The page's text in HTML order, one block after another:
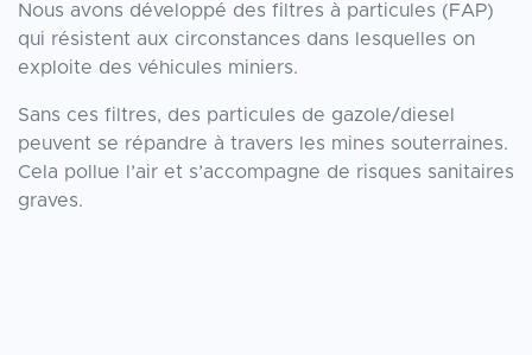
Nous avons développé des filtres à particules (FAP)
qui résistent aux circonstances dans lesquelles on
exploite des véhicules miniers.
Sans ces filtres, des particules de gazole/diesel
peuvent se répandre à travers les mines souterraines.
Cela pollue l’air et s’accompagne de risques sanitaires
graves.